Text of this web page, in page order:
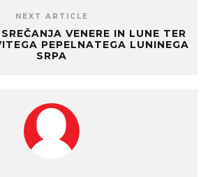
NEXT ARTICLE
VENERE IN LUNE TER
PEPELNATEGA LUNINEGA
SRPA